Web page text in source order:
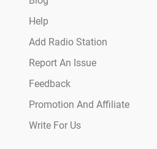
Help
Add Radio Station
Report An Issue
Feedback
Promotion And Affiliate
Write For Us